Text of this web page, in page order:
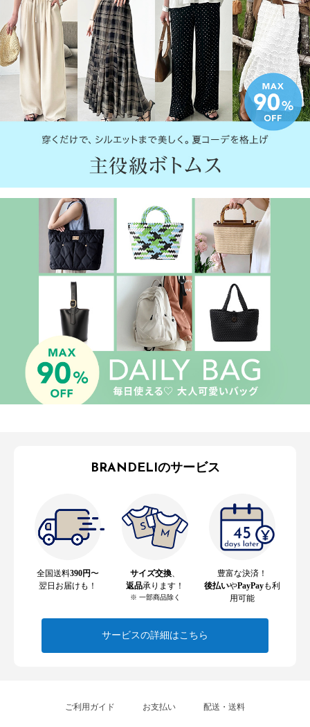
BRANDELIのサービス
全国送料390円〜
翌日お届けも！
サイズ交換、
返品承ります！
※ 一部商品除く
豊富な決済！
後払いやPayPayも利
用可能
サービスの詳細はこちら
ご利用ガイド お支払い 配送・送料